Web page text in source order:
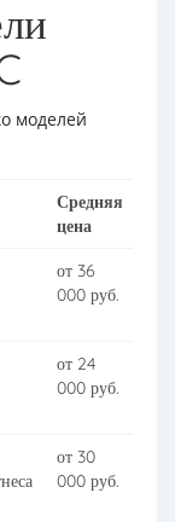
моделей
Средняя
цена
от 36
000 руб.
от 24
000 руб.
от 30
000 руб.